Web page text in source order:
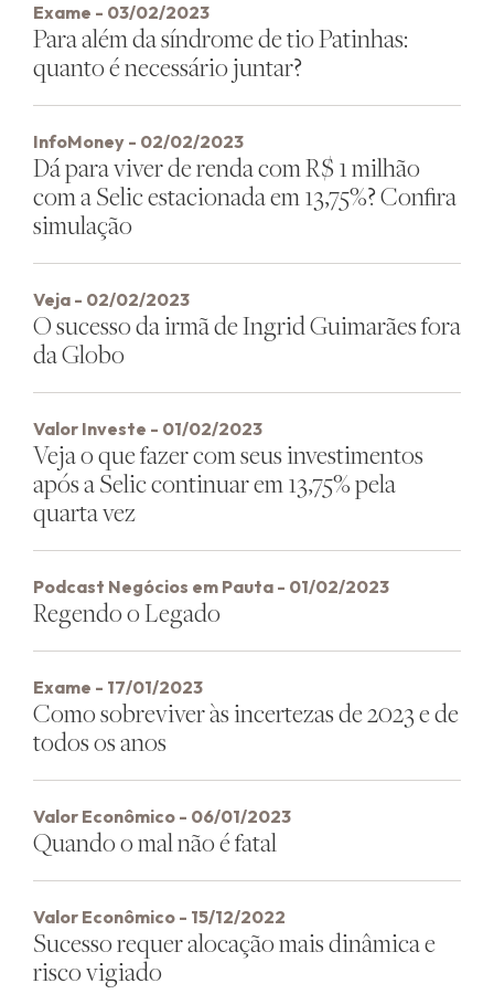
Exame - 03/02/2023
Para além da síndrome de tio Patinhas:
quanto é necessário juntar?
InfoMoney - 02/02/2023
Dá para viver de renda com R$ 1 milhão
com a Selic estacionada em 13,75%? Confira
simulação
Veja - 02/02/2023
O sucesso da irmã de Ingrid Guimarães fora
da Globo
Valor Investe - 01/02/2023
Veja o que fazer com seus investimentos
após a Selic continuar em 13,75% pela
quarta vez
Podcast Negócios em Pauta - 01/02/2023
Regendo o Legado
Exame - 17/01/2023
Como sobreviver às incertezas de 2023 e de
todos os anos
Valor Econômico - 06/01/2023
Quando o mal não é fatal
Valor Econômico - 15/12/2022
Sucesso requer alocação mais dinâmica e
risco vigiado